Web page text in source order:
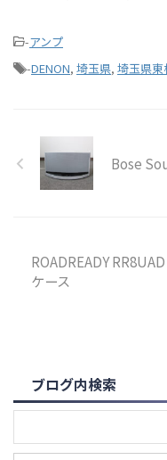
-アンプ
-DENON, 埼玉県, 埼玉県東
Bose
ROADREADY
ケース
ブログ内検索